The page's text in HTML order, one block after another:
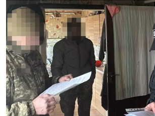
харків
ua ru en